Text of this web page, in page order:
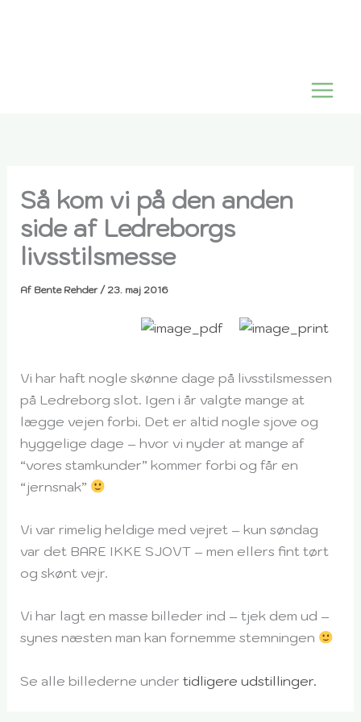
Så kom vi på den anden
side af Ledreborgs
livsstilsmesse
Af Bente Rehder / 23. maj 2016
Vi har haft nogle skønne dage på livsstilsmessen
på Ledreborg slot. Igen i år valgte mange at
lægge vejen forbi. Det er altid nogle sjove og
hyggelige dage – hvor vi nyder at mange af
“vores stamkunder” kommer forbi og får en
“jernsnak”
Vi var rimelig heldige med vejret – kun søndag
var det BARE IKKE SJOVT – men ellers fint tørt
og skønt vejr.
Vi har lagt en masse billeder ind – tjek dem ud –
synes næsten man kan fornemme stemningen
Se alle billederne undertidligere udstillinger.